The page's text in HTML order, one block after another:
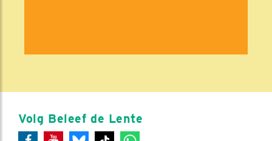
Volg Beleef de Lente